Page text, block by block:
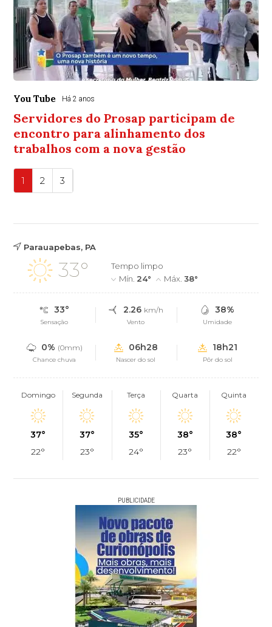
You Tube Há 2 anos
Servidores do Prosap participam de
encontro para alinhamento dos
trabalhos com a nova gestão
1 2 3
Parauapebas, PA
33°
Tempo limpo
Mín. 24° Máx.38°
33°
Sensação
2.26 km/h
Vento
38%
Umidade
0% (0mm)
Chance chuva
06h28
Nascer do sol
18h21
Pôr do sol
Domingo
37°
22°
Segunda
37°
23°
Terça
35°
24°
Quarta
38°
23°
Quinta
38°
22°
PUBLICIDADE